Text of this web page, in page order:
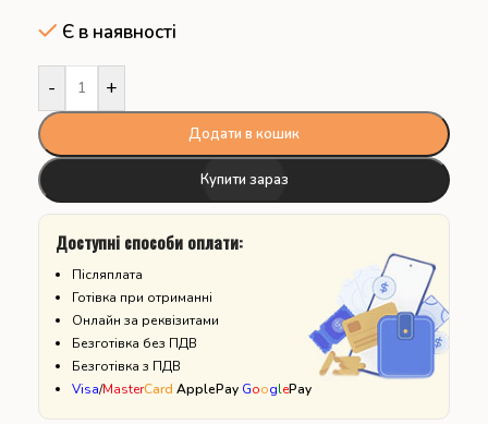
Є в наявності
- +
Додати в кошик
Купити зараз
Доступні способи оплати:
Післяплата
Готівка при отриманні
Онлайн за реквізитами
Безготівка без ПДВ
Безготівка з ПДВ
Visa/MasterCard ApplePay GooglePay